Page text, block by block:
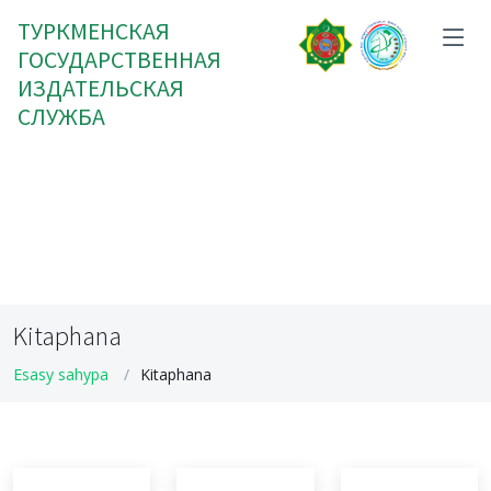
ТУРКМЕНСКАЯ
ГОСУДАРСТВЕННАЯ
ИЗДАТЕЛЬСКАЯ
СЛУЖБА
Kitaphana
Esasy sahypa Kitaphana